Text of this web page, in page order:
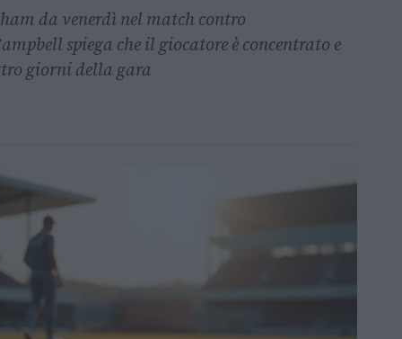
da venerdì nel match contro
spiega che il giocatore è concentrato e
giorni della gara